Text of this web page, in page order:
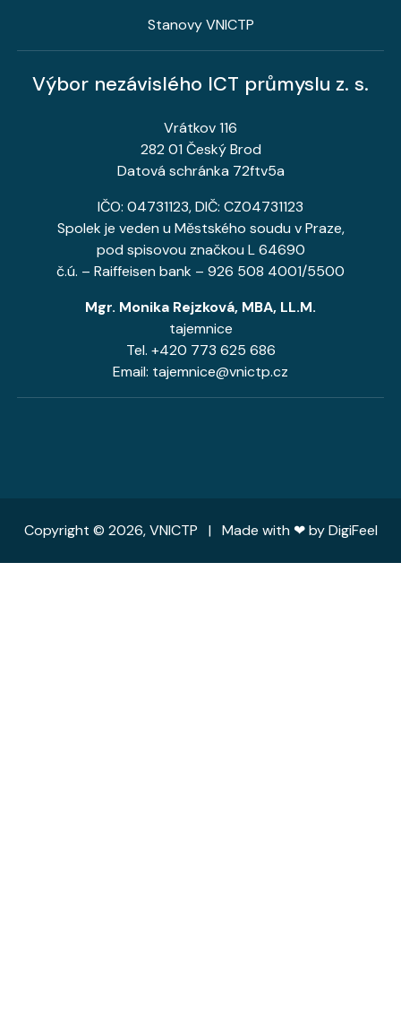
Stanovy VNICTP
Výbor nezávislého ICT průmyslu z. s.
Vrátkov 116
282 01 Český Brod
Datová schránka 72ftv5a
IČO: 04731123, DIČ: CZ04731123
Spolek je veden u Městského soudu v Praze,
pod spisovou značkou L 64690
č.ú. – Raiffeisen bank – 926 508 4001/5500
Mgr. Monika Rejzková, MBA, LL.M.
tajemnice
Tel. +420 773 625 686
Email: tajemnice@vnictp.cz
Copyright © 2026, VNICTP | Made with ❤ byDigiFeel